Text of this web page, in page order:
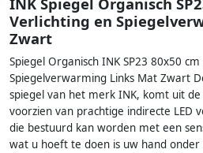
Verlichting en
Zwart
Spiegel Organisch INK SP23 80x50
Spiegelverwarming Links Mat Zwart
spiegel van het merk INK, komt uit de
voorzien van prachtige indirecte LED
die bestuurd kan worden met een
wat u hoeft te doen is uw hand onder